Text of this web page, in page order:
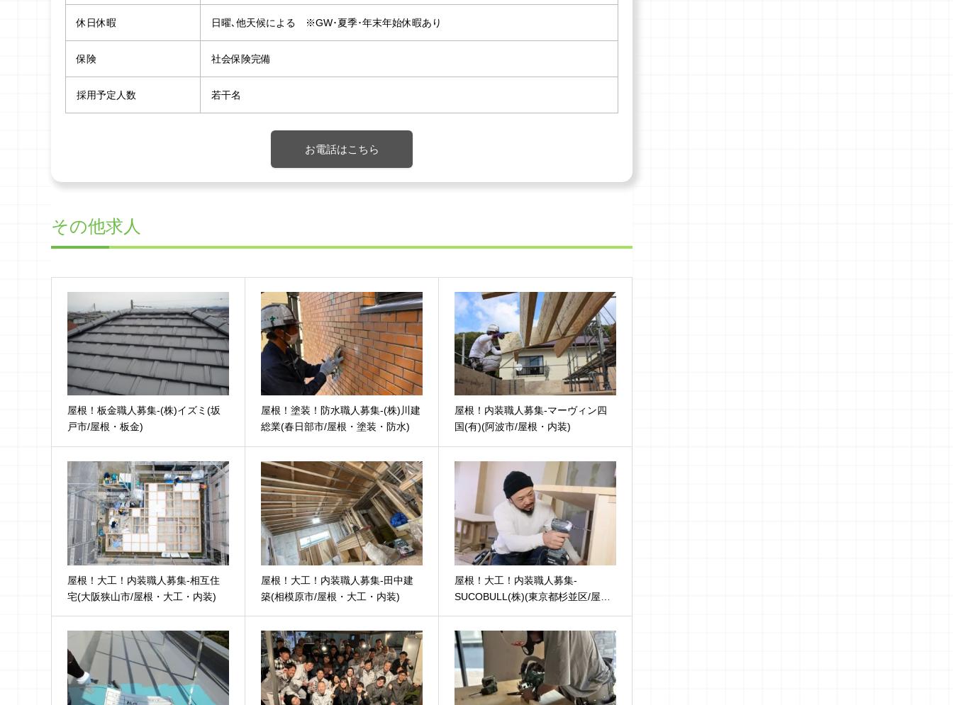
休日休暇 日曜､他天候による ※GW･夏季･年末年始休暇あり
保険 社会保険完備
採用予定人数 若干名
お電話はこちら
その他求人
屋根！板金職人募集-(株)イズミ(坂
戸市/屋根・板金)
屋根！塗装！防水職人募集-(株)川建
総業(春日部市/屋根・塗装・防水)
屋根！内装職人募集-マーヴィン四
国(有)(阿波市/屋根・内装)
屋根！大工！内装職人募集-相互住
宅(大阪狭山市/屋根・大工・内装)
屋根！大工！内装職人募集-田中建
築(相模原市/屋根・大工・内装)
屋根！大工！内装職人募集-
SUCOBULL(株)(東京都杉並区/屋…